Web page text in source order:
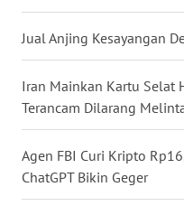
Jual Anjing Kesayangan
Iran Mainkan Kartu Selat
Terancam Dilarang
Agen FBI Curi Kripto
ChatGPT Bikin Geger
RIAU
WN
SERAMBI
WN
JAMBI